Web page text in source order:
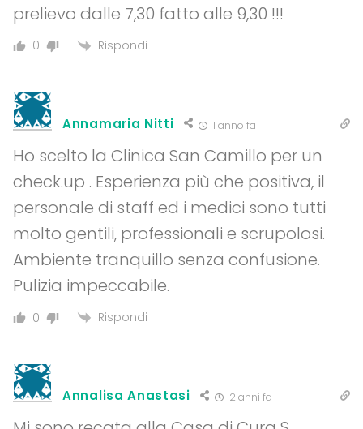
prelievo dalle 7,30 fatto alle 9,30 !!!
0 Rispondi
Annamaria Nitti 1 anno fa
Ho scelto la Clinica San Camillo per un
check.up . Esperienza più che positiva, il
personale di staff ed i medici sono tutti
molto gentili, professionali e scrupolosi.
Ambiente tranquillo senza confusione.
Pulizia impeccabile.
0 Rispondi
Annalisa Anastasi 2 anni fa